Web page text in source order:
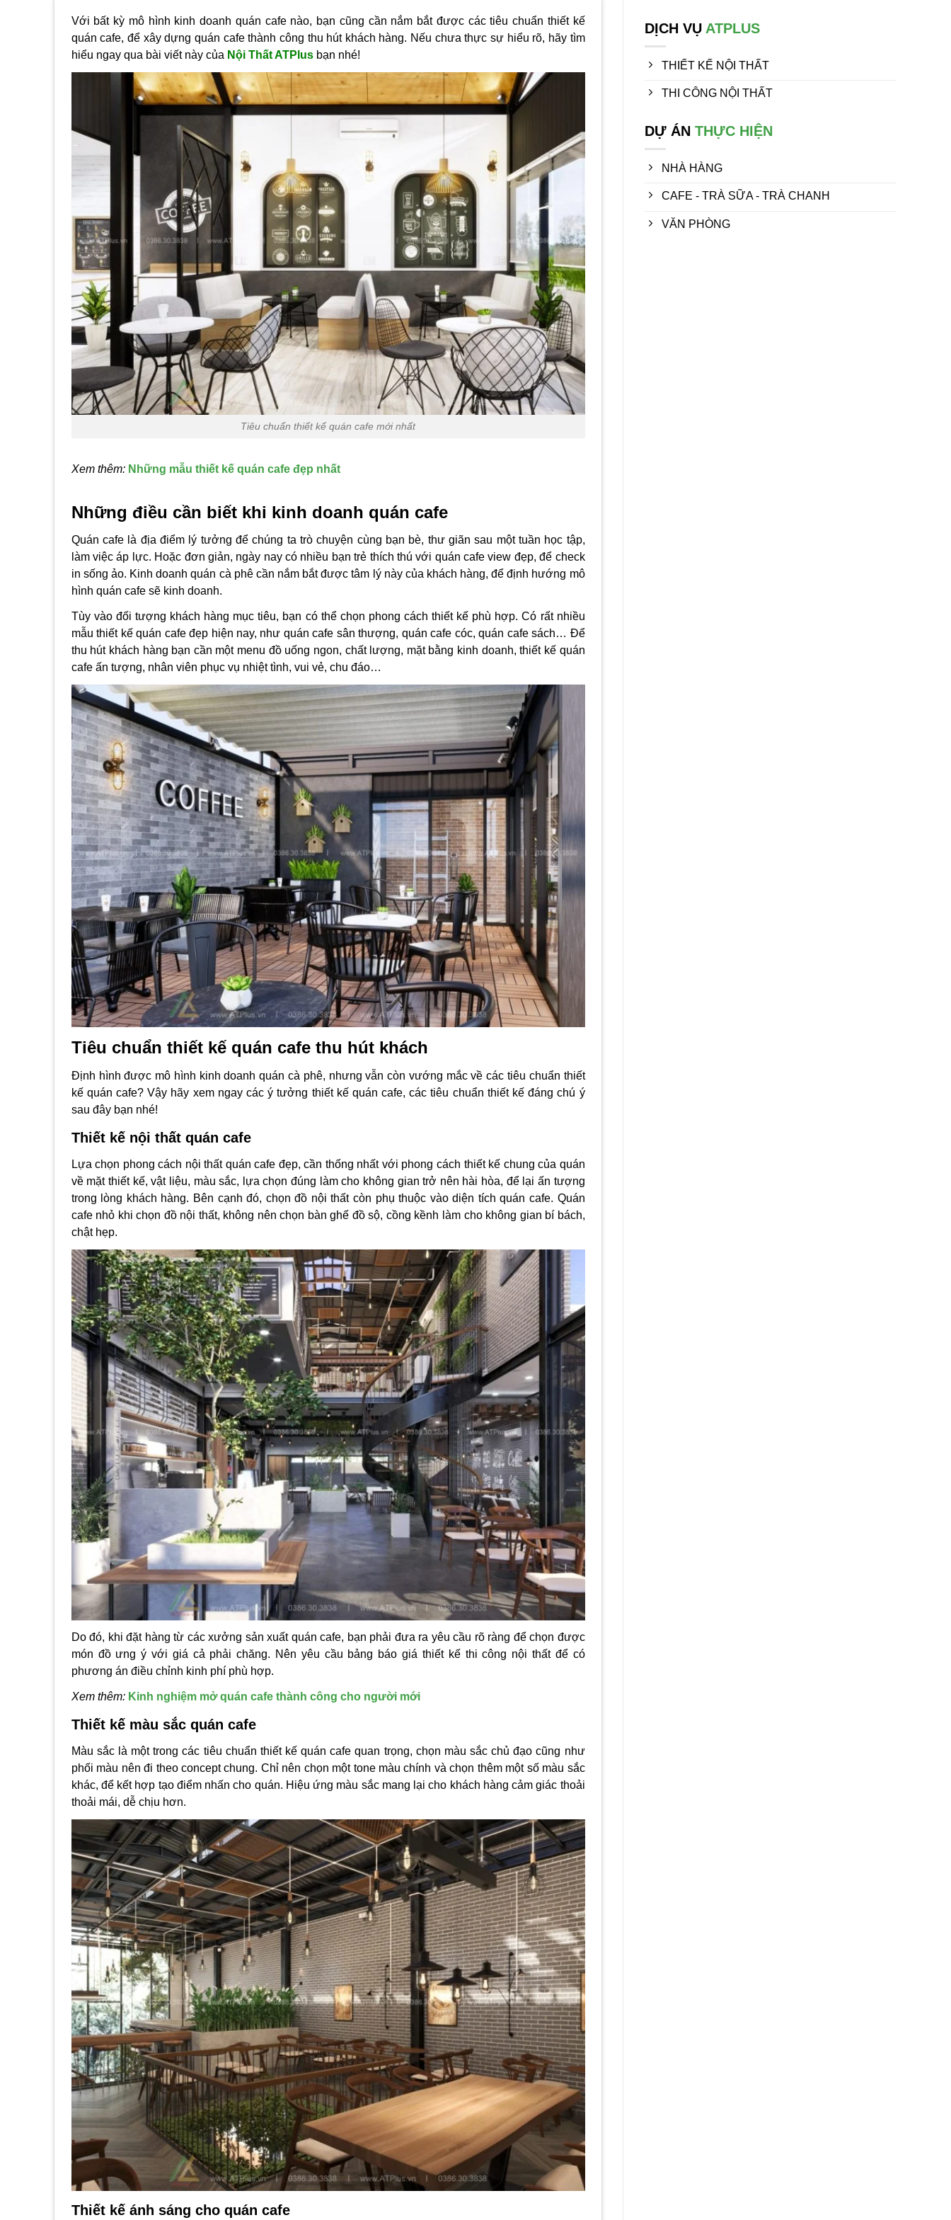
Với bất kỳ mô hình kinh doanh quán cafe nào, bạn cũng cần nắm bắt được các tiêu chuẩn thiết kế
quán cafe, để xây dựng quán cafe thành công thu hút khách hàng. Nếu chưa thực sự hiểu rõ, hãy tìm
hiểu ngay qua bài viết này của Nội Thất ATPlusbạn nhé!
Tiêu chuẩn thiết kế quán cafe mới nhất
Xem thêm: Những mẫu thiết kế quán cafe đẹp nhất
Những điều cần biết khi kinh doanh quán cafe
Quán cafe là địa điểm lý tưởng để chúng ta trò chuyện cùng bạn bè, thư giãn sau một tuần học tập,
làm việc áp lực. Hoặc đơn giản, ngày nay có nhiều bạn trẻ thích thú với quán cafe view đẹp, để check
in sống ảo. Kinh doanh quán cà phê cần nắm bắt được tâm lý này của khách hàng, để định hướng mô
hình quán cafe sẽ kinh doanh.
Tùy vào đối tượng khách hàng mục tiêu, bạn có thể chọn phong cáchthiết kế phù hợp. Có rất nhiều
mẫuthiết kế quán cafe đẹp hiện nay, như quán cafe sân thượng, quán cafe cóc, quán cafe sách… Để
thu hút khách hàng bạn cần một menu đồ uống ngon, chất lượng, mặt bằng kinh doanh, thiết kế quán
cafe ấn tượng, nhân viên phục vụ nhiệt tình, vui vẻ, chu đáo…
Tiêu chuẩn thiết kế quán cafe thu hút khách
Định hình được mô hình kinh doanh quán cà phê, nhưng vẫn còn vướng mắc về cáctiêu chuẩn thiết
kế quán cafe? Vậy hãy xem ngay các ý tưởng thiết kế quán cafe, các tiêu chuẩn thiết kế đáng chú ý
sau đây bạn nhé!
Thiết kế nội thất quán cafe
Lựa chọn phong cách nội thất quán cafe đẹp, cần thống nhất với phong cách thiết kế chung của quán
về mặt thiết kế, vật liệu, màu sắc, lựa chọn đúng làm cho không gian trở nên hài hòa, để lại ấn tượng
trong lòng khách hàng. Bên cạnh đó, chọn đồ nội thất còn phụ thuộc vào diện tích quán cafe. Quán
cafe nhỏ khi chọn đồ nội thất, không nên chọn bàn ghế đồ sộ, cồng kềnh làm cho không gian bí bách,
chật hẹp.
Do đó, khi đặt hàng từ cácxưởng sản xuất quán cafe, bạn phải đưa ra yêu cầu rõ ràng để chọn được
món đồ ưng ý với giá cả phải chăng. Nên yêu cầu bảng báo giá thiết kế thi công nội thấtđể có
phương án điều chỉnh kinh phí phù hợp.
Xem thêm: Kinh nghiệm mở quán cafe thành công cho người mới
Thiết kế màu sắc quán cafe
Màu sắc là một trong các tiêu chuẩn thiết kế quán cafe quan trọng, chọn màu sắc chủ đạo cũng như
phối màu nên đi theo concept chung. Chỉ nên chọn một tone màu chính và chọn thêm một số màu sắc
khác, để kết hợp tạo điểm nhấn cho quán. Hiệu ứng màu sắc mang lại cho khách hàng cảm giác thoải
thoải mái, dễ chịu hơn.
Thiết kế ánh sáng cho quán cafe
DỊCH VỤ ATPLUS
THIẾT KẾ NỘI THẤT
THI CÔNG NỘI THẤT
DỰ ÁNTHỰC HIỆN
NHÀ HÀNG
CAFE - TRÀ SỮA - TRÀ CHANH
VĂN PHÒNG